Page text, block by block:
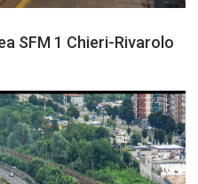
SFM 1 Chieri-Rivarolo